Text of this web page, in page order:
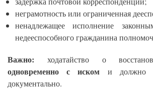
неграмотность или ограниченная
ненадлежащее исполнение
недееспособного гражданина
Важно: ходатайство о
одновременно с иском и должно
документально.